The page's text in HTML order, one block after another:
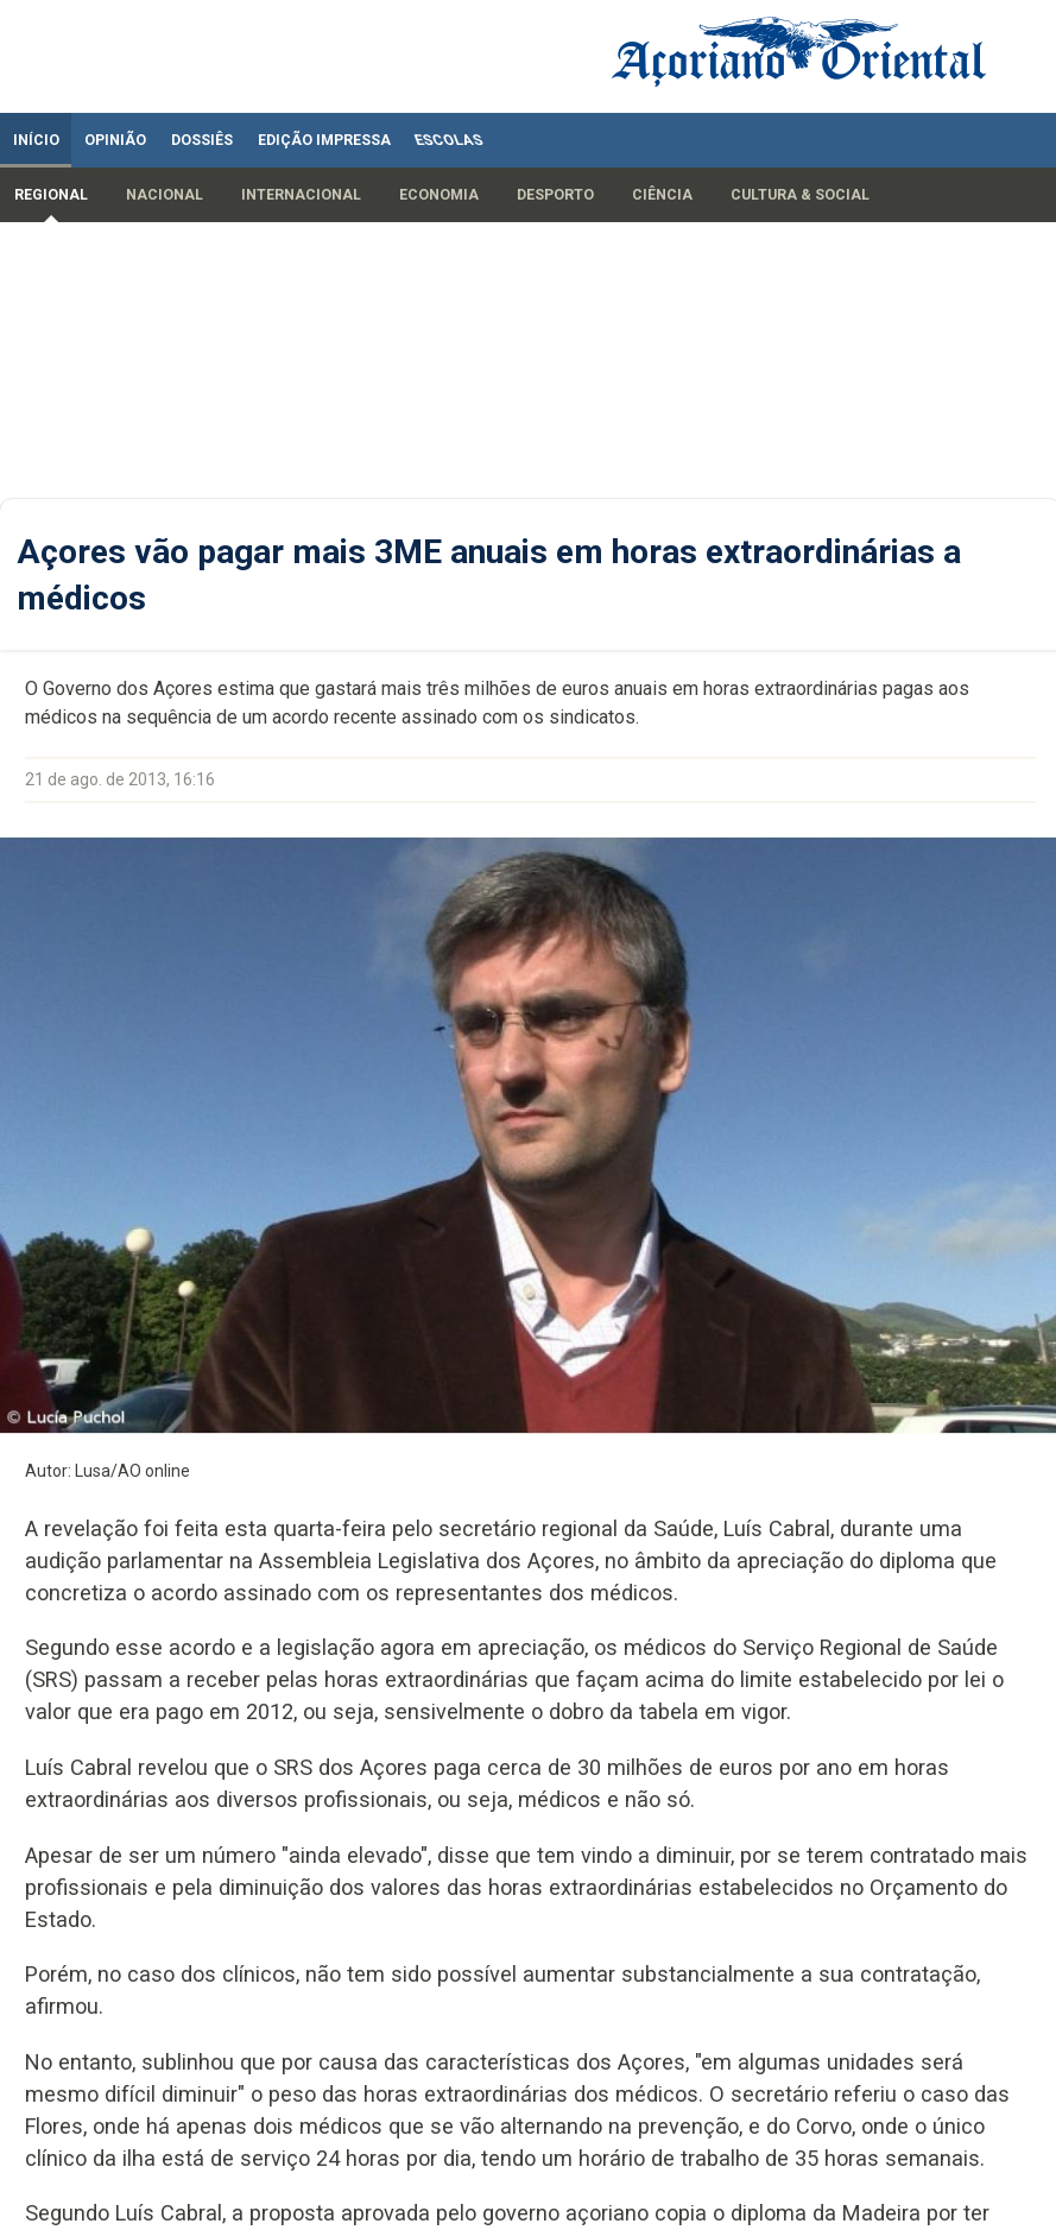
INÍCIO OPINIÃO DOSSIÊS EDIÇÃO IMPRESSA ESCOLAS
REGIONAL NACIONAL INTERNACIONAL ECONOMIA DESPORTO CIÊNCIA CULTURA & SOCIAL
Açores vão pagar mais 3ME anuais em horas extraordinárias a
médicos
O Governo dos Açores estima que gastará mais três milhões de euros anuais em horas extraordinárias pagas aos
médicos na sequência de um acordo recente assinado com os sindicatos.
21 de ago. de 2013, 16:16
Autor: Lusa/AO online
A revelação foi feita esta quarta-feira pelo secretário regional da Saúde, Luís Cabral, durante uma
audição parlamentar na Assembleia Legislativa dos Açores, no âmbito da apreciação do diploma que
concretiza o acordo assinado com os representantes dos médicos.
Segundo esse acordo e a legislação agora em apreciação, os médicos do Serviço Regional de Saúde
(SRS) passam a receber pelas horas extraordinárias que façam acima do limite estabelecido por lei o
valor que era pago em 2012, ou seja, sensivelmente o dobro da tabela em vigor.
Luís Cabral revelou que o SRS dos Açores paga cerca de 30 milhões de euros por ano em horas
extraordinárias aos diversos profissionais, ou seja, médicos e não só.
Apesar de ser um número "ainda elevado", disse que tem vindo a diminuir, por se terem contratado mais
profissionais e pela diminuição dos valores das horas extraordinárias estabelecidos no Orçamento do
Estado.
Porém, no caso dos clínicos, não tem sido possível aumentar substancialmente a sua contratação,
afirmou.
No entanto, sublinhou que por causa das características dos Açores, "em algumas unidades será
mesmo difícil diminuir" o peso das horas extraordinárias dos médicos. O secretário referiu o caso das
Flores, onde há apenas dois médicos que se vão alternando na prevenção, e do Corvo, onde o único
clínico da ilha está de serviço 24 horas por dia, tendo um horário de trabalho de 35 horas semanais.
Segundo Luís Cabral, a proposta aprovada pelo governo açoriano copia o diploma da Madeira por ter